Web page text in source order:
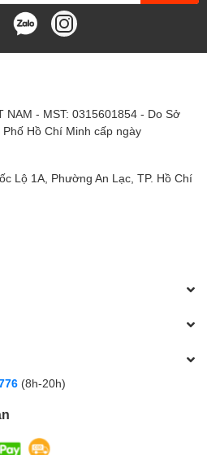
NAM - MST: 0315601854 - Do Sở
Hồ Chí Minh cấp ngày
Lộ 1A, Phường An Lạc, TP. Hồ Chí
(8h-20h)